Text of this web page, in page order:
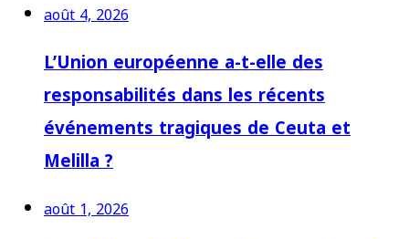
août 4, 2026
L’Union européenne a-t-elle des
responsabilités dans les récents
événements tragiques de Ceuta et
Melilla ?
août 1, 2026